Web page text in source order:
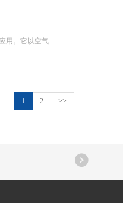
用。它以空气
1 2 >>